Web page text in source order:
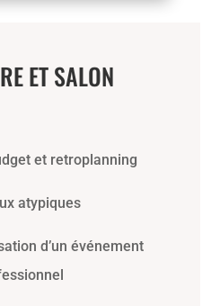
ET SALON
et retroplanning
atypiques
d’un événement